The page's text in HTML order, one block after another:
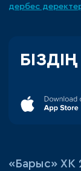
дербес
«‎Барыс»‎ ХК